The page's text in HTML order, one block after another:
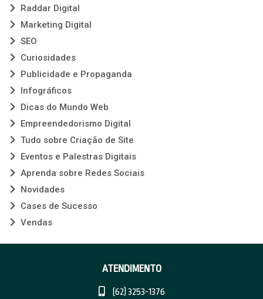
Raddar Digital
Marketing Digital
SEO
Curiosidades
Publicidade e Propaganda
Infográficos
Dicas do Mundo Web
Empreendedorismo Digital
Tudo sobre Criação de Site
Eventos e Palestras Digitais
Aprenda sobre Redes Sociais
Novidades
Cases de Sucesso
Vendas
ATENDIMENTO
(62) 3253-1376